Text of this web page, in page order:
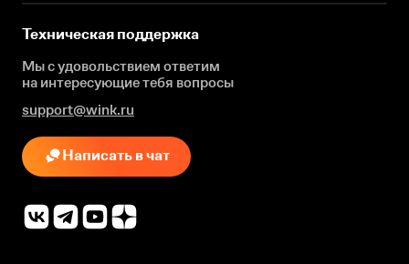
Техническая поддержка
Мы с удовольствием ответим
на интересующиетебя вопросы
support@wink.ru
Написать в чат